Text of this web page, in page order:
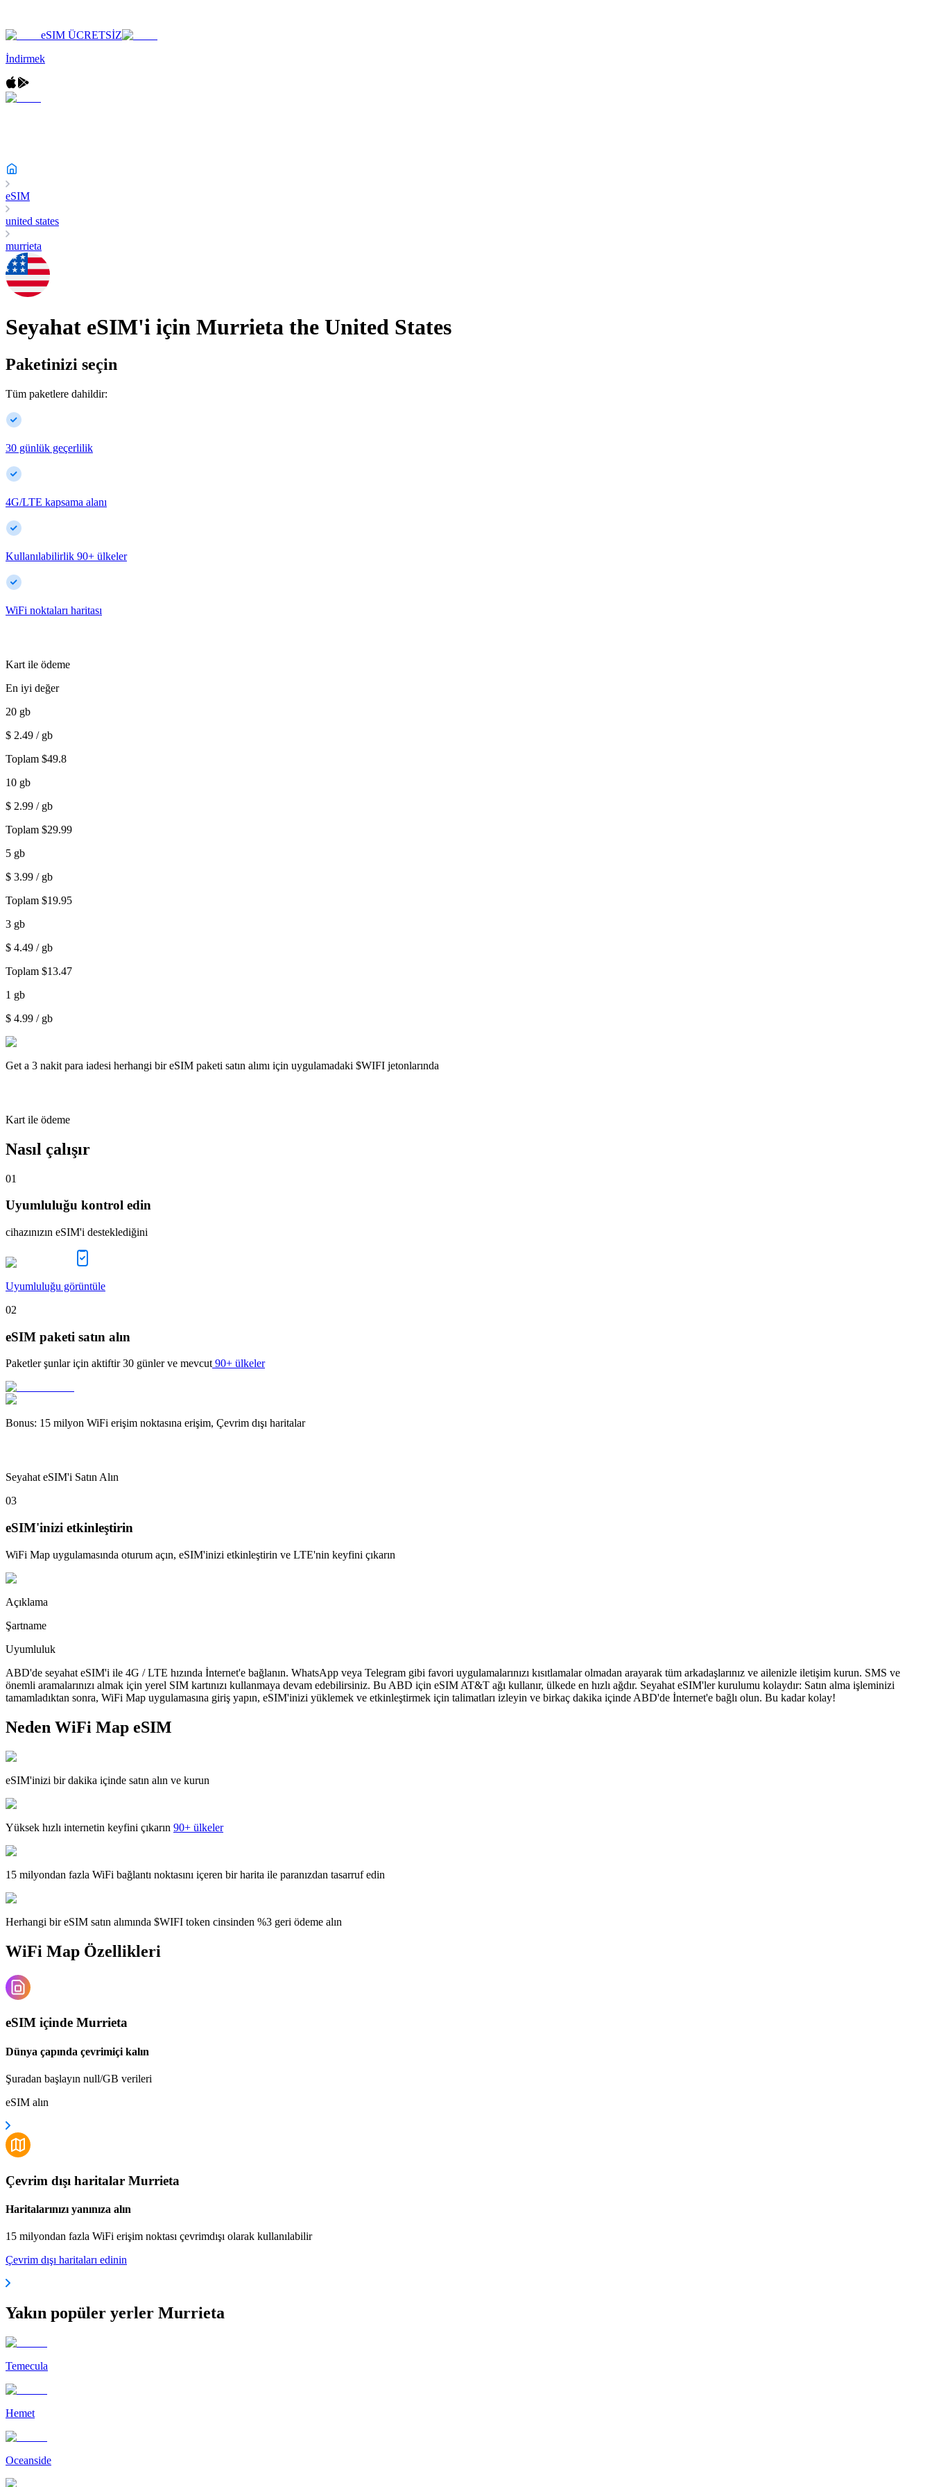
eSIM ÜCRETSİZ
İndirmek
eSIM
united states
murrieta
Seyahat eSIM'i için Murrieta the United States
Paketinizi seçin
Tüm paketlere dahildir:
30 günlük geçerlilik
4G/LTE kapsama alanı
Kullanılabilirlik 90+ ülkeler
WiFi noktaları haritası
Kart ile ödeme
En iyi değer
20 gb
$ 2.49 / gb
Toplam $49.8
10 gb
$ 2.99 / gb
Toplam $29.99
5 gb
$ 3.99 / gb
Toplam $19.95
3 gb
$ 4.49 / gb
Toplam $13.47
1 gb
$ 4.99 / gb
Get a 3 nakit para iadesi herhangi bir eSIM paketi satın alımı için uygulamadaki $WIFI jetonlarında
Kart ile ödeme
Nasıl çalışır
01
Uyumluluğu kontrol edin
cihazınızın eSIM'i desteklediğini
Uyumluluğu görüntüle
02
eSIM paketi satın alın
Paketler şunlar için aktiftir 30 günler ve mevcut 90+ ülkeler
Bonus: 15 milyon WiFi erişim noktasına erişim, Çevrim dışı haritalar
Seyahat eSIM'i Satın Alın
03
eSIM'inizi etkinleştirin
WiFi Map uygulamasında oturum açın, eSIM'inizi etkinleştirin ve LTE'nin keyfini çıkarın
Açıklama
Şartname
Uyumluluk
ABD'de seyahat eSIM'i ile 4G / LTE hızında İnternet'e bağlanın. WhatsApp veya Telegram gibi favori uygulamalarınızı kısıtlamalar olmadan arayarak tüm arkadaşlarınız ve ailenizle iletişim kurun. SMS ve
önemli aramalarınızı almak için yerel SIM kartınızı kullanmaya devam edebilirsiniz. Bu ABD için eSIM AT&T ağı kullanır, ülkede en hızlı ağdır. Seyahat eSIM'ler kurulumu kolaydır: Satın alma işleminizi
tamamladıktan sonra, WiFi Map uygulamasına giriş yapın, eSIM'inizi yüklemek ve etkinleştirmek için talimatları izleyin ve birkaç dakika içinde ABD'de İnternet'e bağlı olun. Bu kadar kolay!
Neden WiFi Map eSIM
eSIM'inizi bir dakika içinde satın alın ve kurun
Yüksek hızlı internetin keyfini çıkarın 90+ ülkeler
15 milyondan fazla WiFi bağlantı noktasını içeren bir harita ile paranızdan tasarruf edin
Herhangi bir eSIM satın alımında $WIFI token cinsinden %3 geri ödeme alın
WiFi Map Özellikleri
eSIM içinde Murrieta
Dünya çapında çevrimiçi kalın
Şuradan başlayın null/GB verileri
eSIM alın
Çevrim dışı haritalar Murrieta
Haritalarınızı yanınıza alın
15 milyondan fazla WiFi erişim noktası çevrimdışı olarak kullanılabilir
Çevrim dışı haritaları edinin
Yakın popüler yerler Murrieta
Temecula
Hemet
Oceanside